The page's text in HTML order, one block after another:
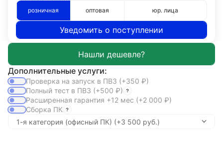
розничная оптовая юр. лица
Уведомить о поступлении
Дополнительные услуги:
Проверка на запуск в ПВЗ (+350 ₽)
Полный тест в ПВЗ (+500 ₽)
Расширенная гарантия +12 мес (+2 000 ₽)
Сборка ПК